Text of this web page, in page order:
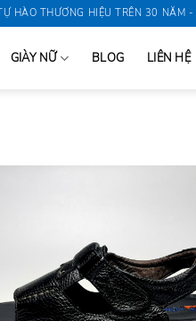
HÀO THƯƠNG HIỆU TRÊN 30 NĂM
GIÀY NỮ BLOG LIÊN HỆ